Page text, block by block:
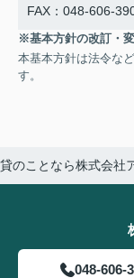
FAX：048-606-
※基本方針の改訂・
本基本方針は法令な
す。
のことなら株式会社
048-606-